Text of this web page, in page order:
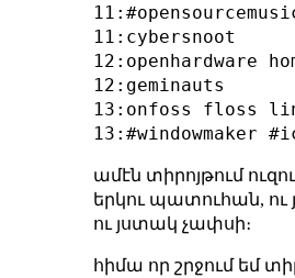
11:cybersnoot
12:openhardware
12:geminauts
13:onfoss floss
ամէն տիրոյթում
երկու պատուհան, ու
ու յստակ չափսի։
հիմա որ շրջում եմ